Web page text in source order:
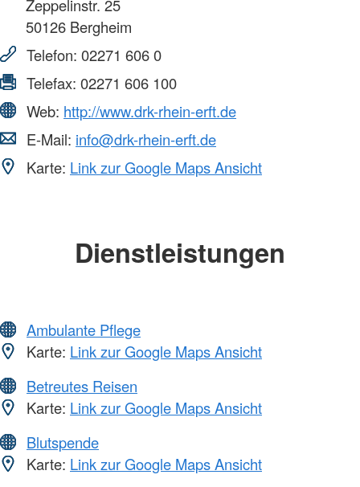
Zeppelinstr. 25
50126 Bergheim
Telefon: 02271 606 0
Telefax: 02271 606 100
Web: http://www.drk-rhein-erft.de
E-Mail: info@drk-rhein-erft.de
Karte: Link zur Google Maps Ansicht
Dienstleistungen
Ambulante Pflege
Karte: Link zur Google Maps Ansicht
Betreutes Reisen
Karte: Link zur Google Maps Ansicht
Blutspende
Karte: Link zur Google Maps Ansicht